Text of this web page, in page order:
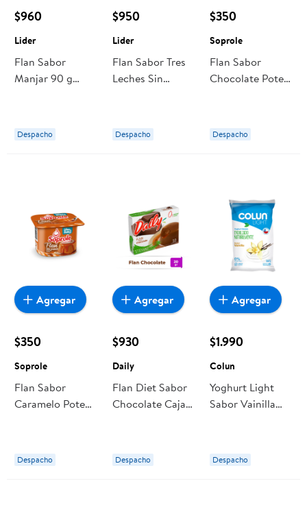
$960
Lider
Flan Sabor
Manjar 90 g
Despacho
$950
Lider
Flan Sabor Tres
Leches Sin
Despacho
$350
Soprole
Flan Sabor
Chocolate Pote
Despacho
$350
Soprole
Flan Sabor
Caramelo Pote
Despacho
Agregar
$930
Daily
Flan Diet Sabor
Chocolate Caja
Despacho
Agregar
$1.990
Colun
Yoghurt Light
Sabor Vainilla
Despacho
Agregar